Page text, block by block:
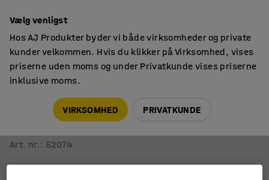
Elevskab ROZ
Art. nr. : 52074
Vælg venligst
Hos AJ Produkter byder vi både virksomheder og private
kunder velkommen. Hvis du klikker på Virksomhed, vises
priserne uden moms og under Privatkunde vises priserne
inklusive moms.
VIRKSOMHED PRIVATKUNDE